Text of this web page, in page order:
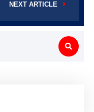
NEXT ARTICLE